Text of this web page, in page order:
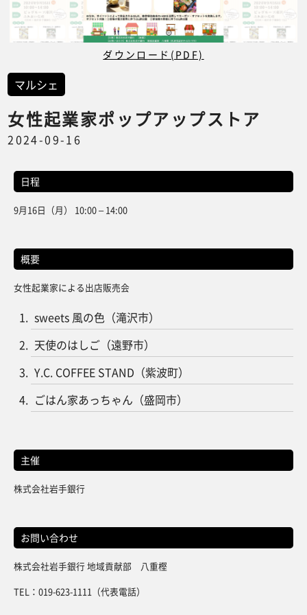
ダウンロード(PDF)
マルシェ
女性起業家ポップアップストア
2024-09-16
日程
9月16日（月） 10:00 – 14:00
概要
女性起業家による出店販売会
sweets 風の色（滝沢市）
天使のはしご（遠野市）
Y.C. COFFEE STAND（紫波町）
ごはん家あっちゃん（盛岡市）
主催
株式会社岩手銀行
お問い合わせ
株式会社岩手銀行 地域貢献部 八重樫
TEL：019-623-1111（代表電話）